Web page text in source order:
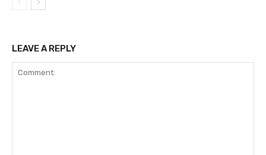
LEAVE A REPLY